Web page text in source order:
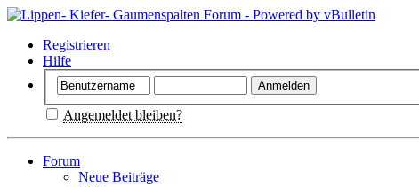
Registrieren
Hilfe
Angemeldet bleiben?
Forum
Neue Beiträge